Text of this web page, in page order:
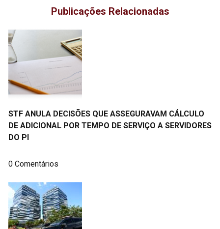
Publicações Relacionadas
STF ANULA DECISÕES QUE ASSEGURAVAM CÁLCULO
DE ADICIONAL POR TEMPO DE SERVIÇO A SERVIDORES
DO PI
0 Comentários